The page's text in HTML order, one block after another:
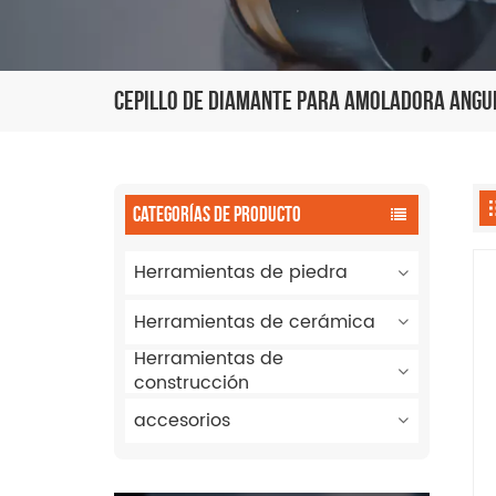
Cepillo De Diamante Para Amoladora
CATEGORÍAS DE PRODUCTO
Herramientas de piedra
Herramientas de cerámica
Herramientas de
construcción
accesorios